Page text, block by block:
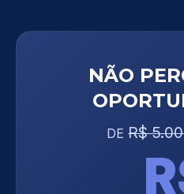
NÃO
DE R$